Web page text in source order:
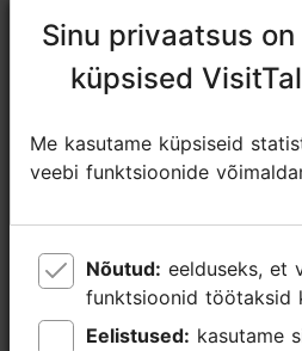
Sündmused
Sinu privaatsus
küpsised
Me kasutame küpsiseid
veebi funktsioonide
Nõutud:
funktsioonid töötaksid
Eelistused:
Sinu privaatsus
küpsised
Me kasutame küpsiseid
veebi funktsioonide
Nõutud:
funktsioonid töötaksid
Eelistused: